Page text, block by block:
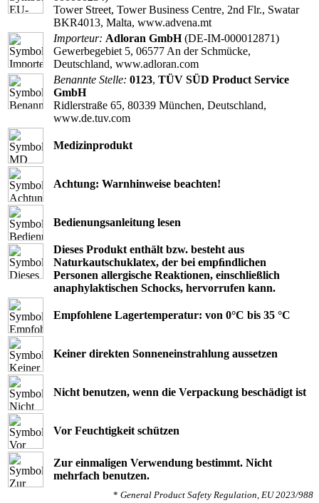
Tower Street, Tower Business Centre, 2nd Flr., Swatar
BKR4013, Malta, www.advena.mt
Importeur: Adloran GmbH(DE-IM-000012871)
Gewerbegebiet 5, 06577 An der Schmücke,
Deutschland, www.adloran.com
Benannte Stelle: 0123, TÜV SÜD Product Service
GmbH
Ridlerstraße 65, 80339 München, Deutschland,
www.de.tuv.com
Medizinprodukt
Achtung: Warnhinweise beachten!
Bedienungsanleitung lesen
Dieses Produkt enthält bzw. besteht aus
Naturkautschuklatex, der bei empﬁndlichen
Personen allergische Reaktionen, einschließlich
anaphylaktischen Schocks, hervorrufen kann.
Empfohlene Lagertemperatur: von 0°C bis 35 °C
Keiner direkten Sonneneinstrahlung aussetzen
Nicht benutzen, wenn die Verpackung beschädigt ist
Vor Feuchtigkeit schützen
Zur einmaligen Verwendung bestimmt. Nicht
mehrfach benutzen.
* General Product Safety Regulation, EU 2023/988